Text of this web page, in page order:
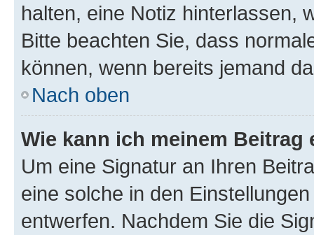
halten, eine Notiz hinterlassen,
Bitte beachten Sie, dass
können, wenn bereits jemand
Nach oben
Wie kann ich meinem
Um eine Signatur an Ihren
eine solche in den
entwerfen. Nachdem Sie die